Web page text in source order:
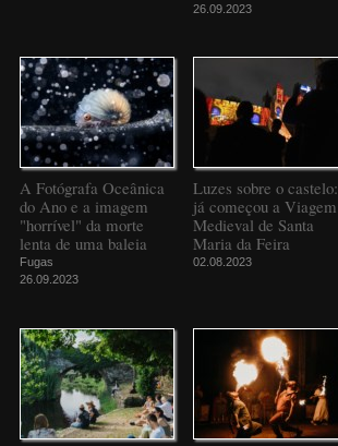
26.09.2023
A Fotógrafa Oceânica
do Ano e a imagem
"horrível" da morte
lenta de uma baleia
Fugas
26.09.2023
Luzes sobre o castelo:
já começou a Viagem
Medieval de Santa
Maria da Feira
02.08.2023